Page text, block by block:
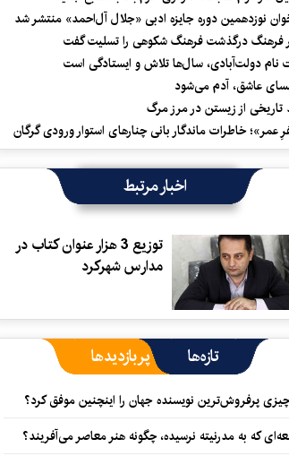
نوزدهمین دوره جایزه ادبی «جلال آل‌احمد» منتشر شد
فرهنگ درگذشت فرهنگ شکوهی را تسلیت گفت
نام دولت‌آبادی، سال‌ها تلاش و ایستادگی است
عاشق، آدم می‌شود
تاریخی از زیستن در مرز مرگ
عمر»؛ خاطرات ماندگار بانی چنارهای استوار ورودی گرگان
اخبار مرتبط
توزیع 3 هزار عنوان کتاب در
مدارس شهرکرد
تازه‌ها پربازدیدها
پرفروش‌ترین نویسنده جهان را اینچنین موفق کرد؟
که به مدرنیته نرسیده، چگونه هنر معاصر می‌آفریند؟